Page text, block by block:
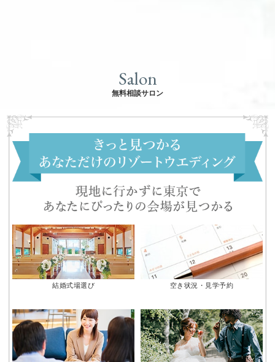
Salon
無料相談サロン
結婚式場選び 空き状況・見学予約